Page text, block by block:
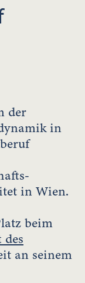
der
in
in Wien.
beim
an seinem